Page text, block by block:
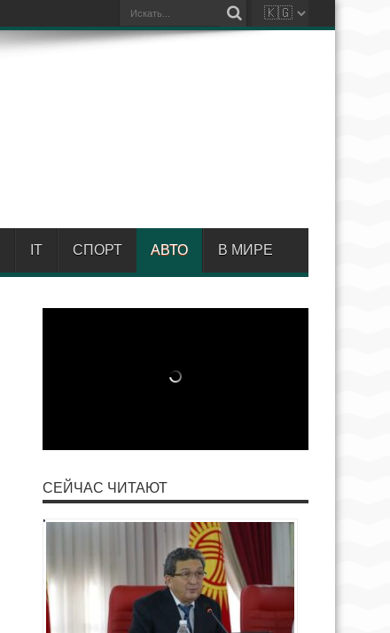
IT СПОРТ АВТО В МИРЕ
СЕЙЧАС ЧИТАЮТ